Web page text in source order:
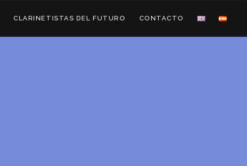
CLARINETISTAS DEL FUTURO CONTACTO